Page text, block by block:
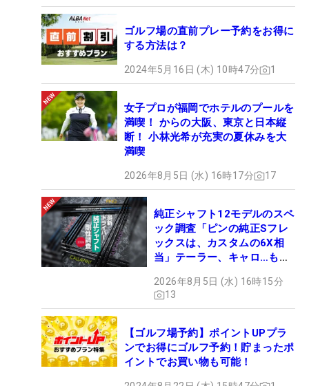
ゴルフ場の直前プレー予約をお得に
する方法は？
2024年5月16日 (木) 10時47分 1
女子プロが福岡でホテルのプールを
満喫！ からの大阪、東京と日本縦
断！ 小林光希が充実の夏休みを大
満喫
2026年8月5日 (水) 16時17分 17
純正シャフト12モデルのスペ
ック調査「ピンの純正Sフレ
ックスは、カスタムの6X相
当」テーラー、キャロ…もチ
2026年8月5日 (水) 16時15分
13
【ゴルフ場予約】ポイントUPプラ
ンでお得にゴルフ予約！貯まったポ
イントでお買い物も可能！